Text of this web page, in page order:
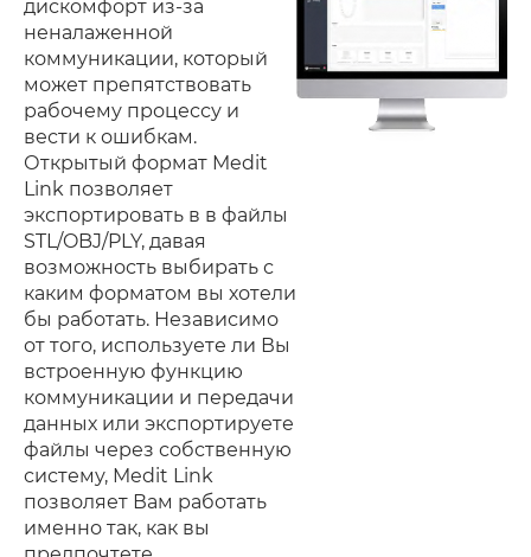
дискомфорт из-за
неналаженной
коммуникации, который
может препятствовать
рабочему процессу и
вести к ошибкам.
Открытый формат Medit
Link позволяет
экспортировать в в файлы
STL/OBJ/PLY, давая
возможность выбирать с
каким форматом вы хотели
бы работать. Независимо
от того, используете ли Вы
встроенную функцию
коммуникации и передачи
данных или экспортируете
файлы через собственную
систему, Medit Link
позволяет Вам работать
именно так, как вы